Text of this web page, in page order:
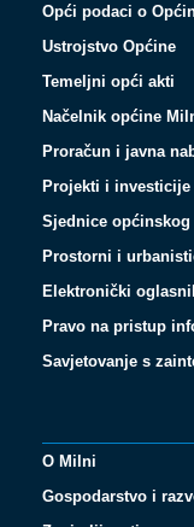
Opći podaci o
Ustrojstvo Općine
Temeljni opći akti
Načelnik općine
Proračun i javna
Projekti i investicije
Sjednice općinskog
Prostorni i
Elektronički
Pravo na pristup
Savjetovanje s
O Milni
Gospodarstvo i